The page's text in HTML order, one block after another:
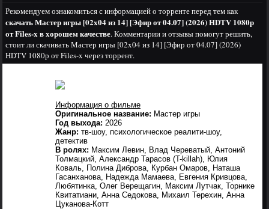
Рекомендуем ознакомиться с информацией о торренте перед тем как
скачать Мастер игры [02x04 из 14] [Эфир от 04.07] (2026) HDTV 1080р
от Files-x в хорошем качестве. Комментарии и отзывы помогут решить,
стоит ли скачивать Мастер игры [02x04 из 14] [Эфир от 04.07] (2026)
HDTV 1080р от Files-x через торрент.
Информация о фильме
Оригинальное название: Мастер игры
Год выхода: 2026
Жанр: тв-шоу, психологическое реалити-шоу,
детектив
В ролях: Максим Левин, Влад Череватый, Антоний
Толмацкий, Александр Тарасов (T-killah), Юлия
Коваль, Полина Диброва, Курбан Омаров, Наташа
Гасанханова, Надежда Мамаева, Евгения Кривцова,
Любятинка, Олег Верещагин, Максим Лутчак, Торнике
Квитатиани, Анна Седокова, Михаил Терехин, Анна
Цуканова-Котт